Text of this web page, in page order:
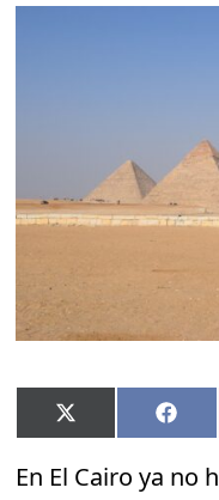
Compartir
en
X
(Twitter) en
En El Cairo ya no